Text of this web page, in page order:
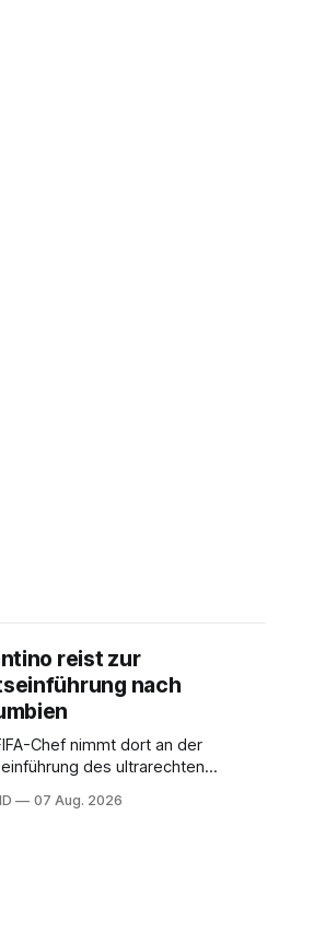
reist zur
nach
Chef nimmt dort an der
des ultrarechten
07 Aug. 2026